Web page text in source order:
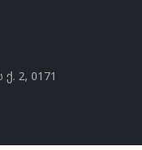
2, 0171